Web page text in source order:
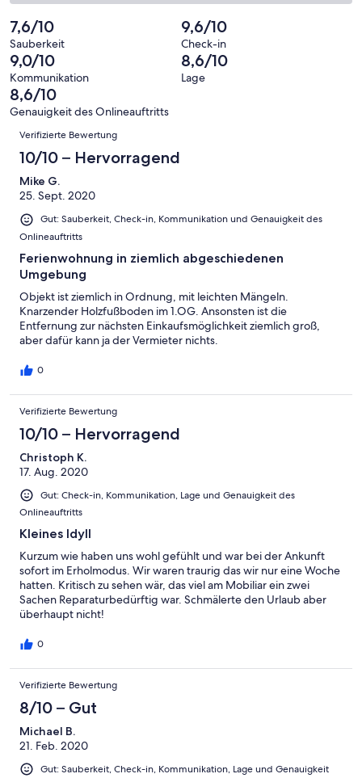
von
10
-
Hervorragend
Bewertung
von
8
-
Gut
haben
eine
Bewertung
von
6
-
Okay
Gästebewertungen
haben
eine
Bewertung
von
4
Schlecht
insgesamt
13
Gästebewertungen
haben
eine
Bewertung
Ungenügend
7,6/10
Sauberkeit
9,6/10
Check-in
9,0/10
Kommunikation
8,6/10
Lage
8,6/10
Genauigkeit des Onlineauftritts
Bewertungen
Verifizierte Bewertung
10/10 – Hervorragend
Mike G.
25. Sept. 2020
Gut: Sauberkeit, Check-in, Kommunikation und Genauigkeit des
Onlineauftritts
Ferienwohnung in ziemlich abgeschiedenen
Umgebung
Objekt ist ziemlich in Ordnung, mit leichten Mängeln.
Knarzender Holzfußboden im 1.OG. Ansonsten ist die
Entfernung zur nächsten Einkaufsmöglichkeit ziemlich groß,
aber dafür kann ja der Vermieter nichts.
0
Verifizierte Bewertung
10/10 – Hervorragend
Christoph K.
17. Aug. 2020
Gut: Check-in, Kommunikation, Lage und Genauigkeit des
Onlineauftritts
Kleines Idyll
Kurzum wie haben uns wohl gefühlt und war bei der Ankunft
sofort im Erholmodus. Wir waren traurig das wir nur eine Woche
hatten. Kritisch zu sehen wär, das viel am Mobiliar ein zwei
Sachen Reparaturbedürftig war. Schmälerte den Urlaub aber
überhaupt nicht!
0
Verifizierte Bewertung
8/10 – Gut
Michael B.
21. Feb. 2020
Gut: Sauberkeit, Check-in, Kommunikation, Lage und Genauigkeit